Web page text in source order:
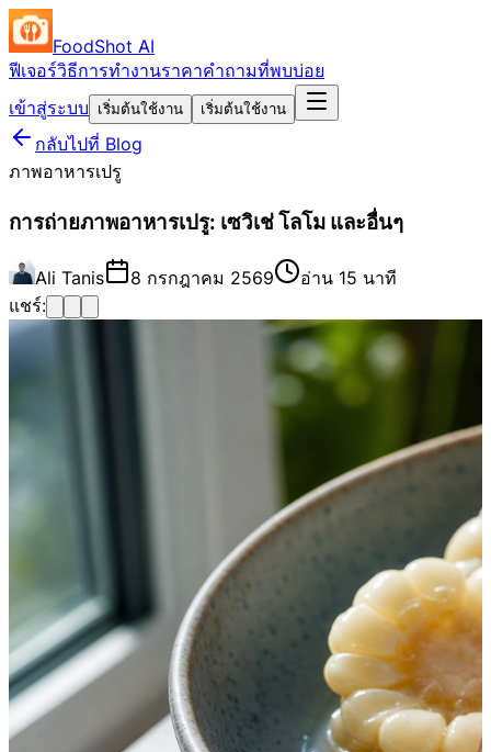
FoodShot AI
ฟีเจอร์วิธีการทำงานราคาคำถามที่พบบ่อย
เข้าสู่ระบบ
เริ่มต้นใช้งาน เริ่มต้นใช้งาน
กลับไปที่ Blog
ภาพอาหารเปรู
การถ่ายภาพอาหารเปรู: เซวิเช่ โลโม และอื่นๆ
Ali Tanis 8 กรกฎาคม 2569
อ่าน 15 นาที
แชร์: